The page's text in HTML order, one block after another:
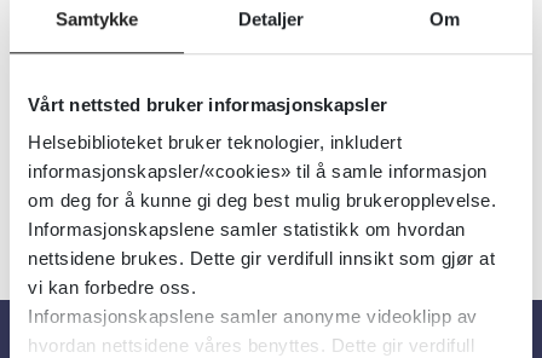
Samtykke Detaljer Om
Vårt nettsted bruker informasjonskapsler
Helsebiblioteket bruker teknologier, inkludert
informasjonskapsler/«cookies» til å samle informasjon
om deg for å kunne gi deg best mulig brukeropplevelse.
Informasjonskapslene samler statistikk om hvordan
nettsidene brukes. Dette gir verdifull innsikt som gjør at
vi kan forbedre oss.
Informasjonskapslene samler anonyme videoklipp av
hvordan nettsidene våres benyttes. Dette gir verdifull
helsepersonell og studenter i Norge og er
ikke tilgjengelige i utlandet. Send en epost
redaksjonen@helsebiblioteket.no
dersom du har spørsmål.
Back/Tilbake